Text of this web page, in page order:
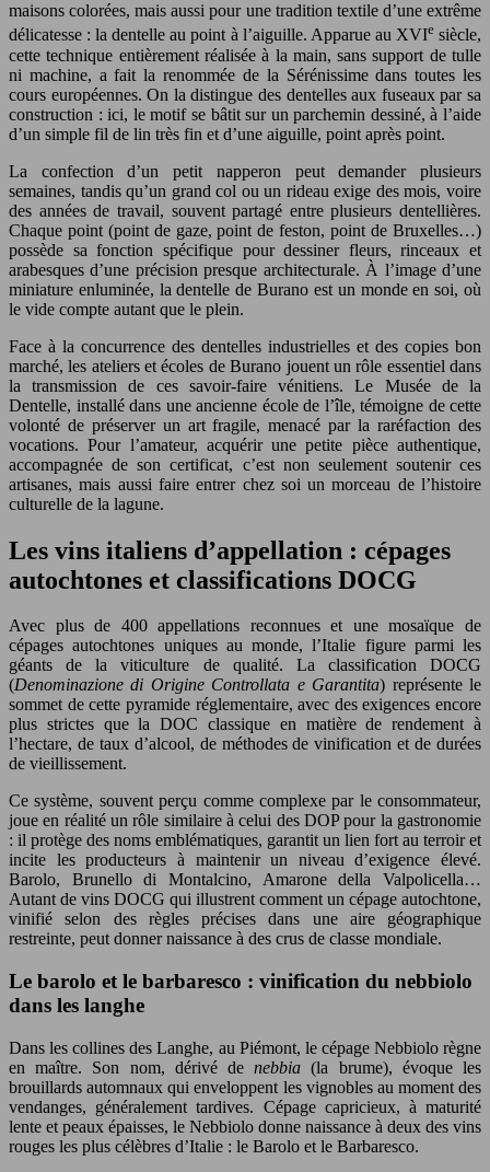
maisons colorées, mais aussi pour une tradition textile d’une extrême
délicatesse : la dentelle au point à l’aiguille. Apparue au XVIesiècle,
cette technique entièrement réalisée à la main, sans support de tulle
ni machine, a fait la renommée de la Sérénissime dans toutes les
cours européennes. On la distingue des dentelles aux fuseaux par sa
construction : ici, le motif se bâtit sur un parchemin dessiné, à l’aide
d’un simple fil de lin très fin et d’une aiguille, point après point.
La confection d’un petit napperon peut demander plusieurs
semaines, tandis qu’un grand col ou un rideau exige des mois, voire
des années de travail, souvent partagé entre plusieurs dentellières.
Chaque point (point de gaze, point de feston, point de Bruxelles…)
possède sa fonction spécifique pour dessiner fleurs, rinceaux et
arabesques d’une précision presque architecturale. À l’image d’une
miniature enluminée, la dentelle de Burano est un monde en soi, où
le vide compte autant que le plein.
Face à la concurrence des dentelles industrielles et des copies bon
marché, les ateliers et écoles de Burano jouent un rôle essentiel dans
la transmission de ces savoir-faire vénitiens. Le Musée de la
Dentelle, installé dans une ancienne école de l’île, témoigne de cette
volonté de préserver un art fragile, menacé par la raréfaction des
vocations. Pour l’amateur, acquérir une petite pièce authentique,
accompagnée de son certificat, c’est non seulement soutenir ces
artisanes, mais aussi faire entrer chez soi un morceau de l’histoire
culturelle de la lagune.
Les vins italiens d’appellation : cépages
autochtones et classifications DOCG
Avec plus de 400 appellations reconnues et une mosaïque de
cépages autochtones uniques au monde, l’Italie figure parmi les
géants de la viticulture de qualité. La classification DOCG
(Denominazione di Origine Controllata e Garantita) représente le
sommet de cette pyramide réglementaire, avec des exigences encore
plus strictes que la DOC classique en matière de rendement à
l’hectare, de taux d’alcool, de méthodes de vinification et de durées
de vieillissement.
Ce système, souvent perçu comme complexe par le consommateur,
joue en réalité un rôle similaire à celui des DOP pour la gastronomie
: il protège des noms emblématiques, garantit un lien fort au terroir et
incite les producteurs à maintenir un niveau d’exigence élevé.
Barolo, Brunello di Montalcino, Amarone della Valpolicella…
Autant de vins DOCG qui illustrent comment un cépage autochtone,
vinifié selon des règles précises dans une aire géographique
restreinte, peut donner naissance à des crus de classe mondiale.
Le barolo et le barbaresco : vinification du nebbiolo
dans les langhe
Dans les collines des Langhe, au Piémont, le cépage Nebbiolo règne
en maître. Son nom, dérivé denebbia (la brume), évoque les
brouillards automnaux qui enveloppent les vignobles au moment des
vendanges, généralement tardives. Cépage capricieux, à maturité
lente et peaux épaisses, le Nebbiolo donne naissance à deux des vins
rouges les plus célèbres d’Italie : le Barolo et le Barbaresco.